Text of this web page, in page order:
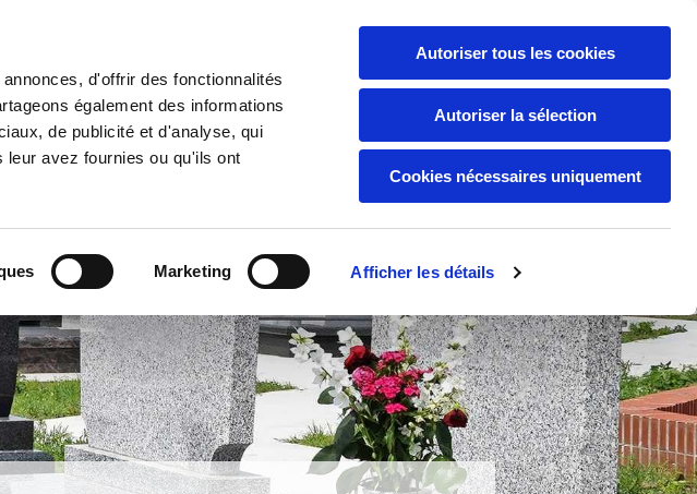
d'offrir des fonctionnalités
également des informations
de publicité et d'analyse, qui
avez fournies ou qu'ils ont
Marketing Afficher les détails
Autoriser tous les cookies
Autoriser la sélection
Cookies nécessaires uniquement
04 93 35 90 15